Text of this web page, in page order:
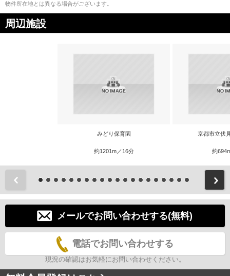
物件所在地とは異なる場合がございます。
周辺施設
みどり保育園
約1201m／16分
京都市立伏
約
メールでお問い合わせする(無料)
電話でお問い合わせする
現況の確認はお気軽にお問い合わせください。